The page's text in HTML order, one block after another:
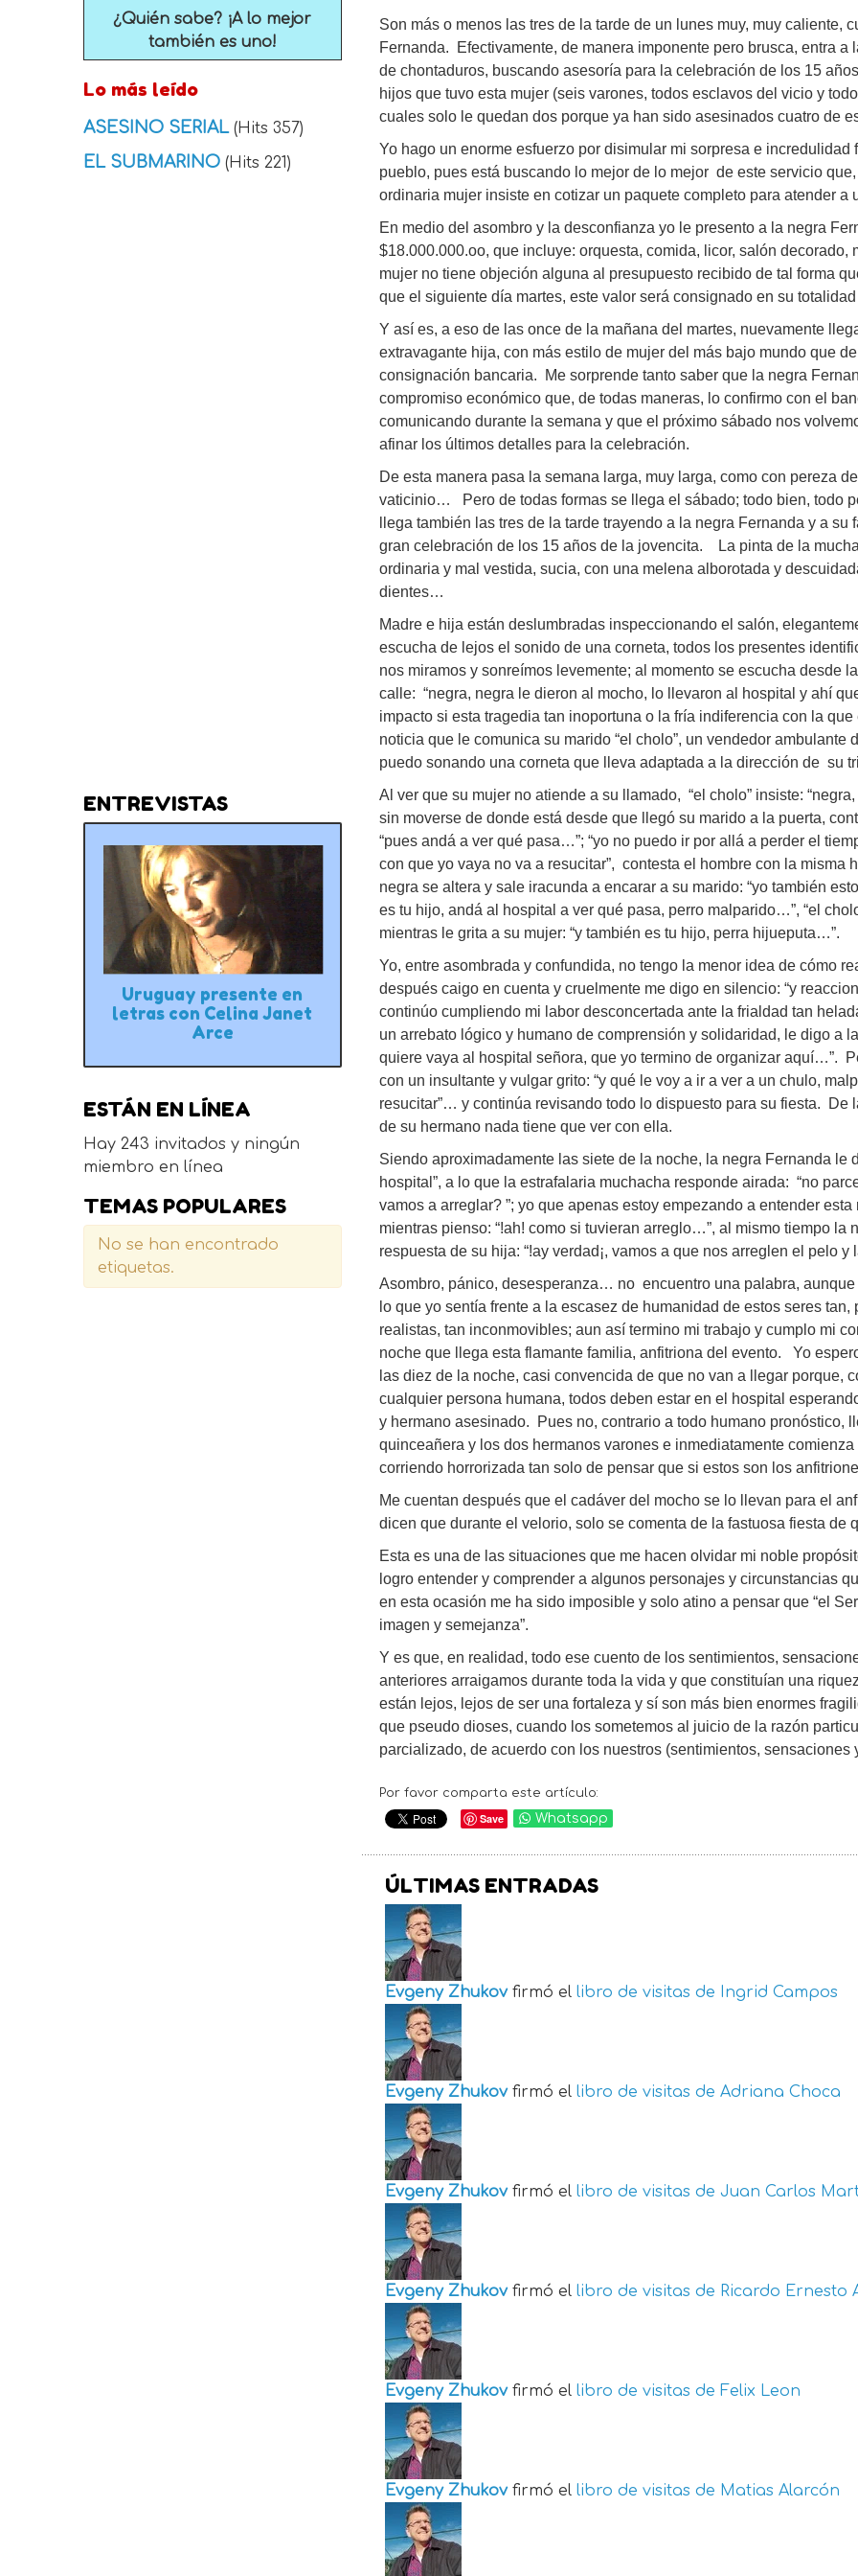
Son más o menos las tres de la tarde de un lunes muy, muy caliente,
Fernanda. Efectivamente, de manera imponente pero brusca, entra
de chontaduros, buscando asesoría para la celebración de los 15
hijos que tuvo esta mujer (seis varones, todos esclavos del vicio y
cuales solo le quedan dos porque ya han sido asesinados cuatro de
Yo hago un enorme esfuerzo por disimular mi sorpresa e
pueblo, pues está buscando lo mejor de lo mejor de este servicio
ordinaria mujer insiste en cotizar un paquete completo para atender a
En medio del asombro y la desconfianza yo le presento a la negra
$18.000.000.oo, que incluye: orquesta, comida, licor, salón
mujer no tiene objeción alguna al presupuesto recibido de tal forma
que el siguiente día martes, este valor será consignado en su
Y así es, a eso de las once de la mañana del martes, nuevamente
extravagante hija, con más estilo de mujer del más bajo mundo que
consignación bancaria. Me sorprende tanto saber que la negra
compromiso económico que, de todas maneras, lo confirmo con el
comunicando durante la semana y que el próximo sábado nos
afinar los últimos detalles para la celebración.
De esta manera pasa la semana larga, muy larga, como con pereza
vaticinio… Pero de todas formas se llega el sábado; todo bien, todo
llega también las tres de la tarde trayendo a la negra Fernanda y a
gran celebración de los 15 años de la jovencita. La pinta de la
ordinaria y mal vestida, sucia, con una melena alborotada y
dientes…
Madre e hija están deslumbradas inspeccionando el salón,
escucha de lejos el sonido de una corneta, todos los presentes
nos miramos y sonreímos levemente; al momento se escucha desde
calle: “negra, negra le dieron al mocho, lo llevaron al hospital y ahí
impacto si esta tragedia tan inoportuna o la fría indiferencia con la
noticia que le comunica su marido “el cholo”, un vendedor
puedo sonando una corneta que lleva adaptada a la dirección de su
Al ver que su mujer no atiende a su llamado, “el cholo” insiste:
sin moverse de donde está desde que llegó su marido a la puerta,
“pues andá a ver qué pasa…”; “yo no puedo ir por allá a perder el
con que yo vaya no va a resucitar”, contesta el hombre con la
negra se altera y sale iracunda a encarar a su marido: “yo también
es tu hijo, andá al hospital a ver qué pasa, perro malparido…”, “el
mientras le grita a su mujer: “y también es tu hijo, perra hijueputa…”.
Yo, entre asombrada y confundida, no tengo la menor idea de cómo
después caigo en cuenta y cruelmente me digo en silencio: “y
continúo cumpliendo mi labor desconcertada ante la frialdad tan
un arrebato lógico y humano de comprensión y solidaridad, le digo a
quiere vaya al hospital señora, que yo termino de organizar aquí…”.
con un insultante y vulgar grito: “y qué le voy a ir a ver a un chulo,
resucitar”… y continúa revisando todo lo dispuesto para su fiesta. De
de su hermano nada tiene que ver con ella.
Siendo aproximadamente las siete de la noche, la negra Fernanda le
hospital”, a lo que la estrafalaria muchacha responde airada: “no
vamos a arreglar? ”; yo que apenas estoy empezando a entender
mientras pienso: “!ah! como si tuvieran arreglo…”, al mismo tiempo la
respuesta de su hija: “!ay verdad¡, vamos a que nos arreglen el pelo y
Asombro, pánico, desesperanza… no encuentro una palabra,
lo que yo sentía frente a la escasez de humanidad de estos seres
realistas, tan inconmovibles; aun así termino mi trabajo y cumplo mi
noche que llega esta flamante familia, anfitriona del evento. Yo
las diez de la noche, casi convencida de que no van a llegar porque,
cualquier persona humana, todos deben estar en el hospital
y hermano asesinado. Pues no, contrario a todo humano pronóstico,
quinceañera y los dos hermanos varones e inmediatamente
corriendo horrorizada tan solo de pensar que si estos son los
Me cuentan después que el cadáver del mocho se lo llevan para el
dicen que durante el velorio, solo se comenta de la fastuosa fiesta
Esta es una de las situaciones que me hacen olvidar mi noble
logro entender y comprender a algunos personajes y circunstancias
en esta ocasión me ha sido imposible y solo atino a pensar que “el
imagen y semejanza”.
Y es que, en realidad, todo ese cuento de los sentimientos,
anteriores arraigamos durante toda la vida y que constituían una
están lejos, lejos de ser una fortaleza y sí son más bien enormes
que pseudo dioses, cuando los sometemos al juicio de la razón
parcializado, de acuerdo con los nuestros (sentimientos, sensaciones
Por favor comparta este artículo:
Save Whatsapp
ÚLTIMAS ENTRADAS
Evgeny Zhukov firmó el libro de visitas de Ingrid Campos
Evgeny Zhukov firmó el libro de visitas de Adriana Choca
Evgeny Zhukov firmó el libro de visitas de Juan Carlos
Evgeny Zhukov firmó el libro de visitas de Ricardo Ernesto
Evgeny Zhukov firmó el libro de visitas de Felix Leon
Evgeny Zhukov firmó el libro de visitas de Matias Alarcón
¿Quién sabe? ¡A lo mejor
también es uno!
Lo más leído
ASESINO SERIAL (Hits 357)
EL SUBMARINO (Hits 221)
ENTREVISTAS
Uruguay presente en
letras con Celina Janet
Arce
ESTÁN EN LÍNEA
Hay 243 invitados y ningún
miembro en línea
TEMAS POPULARES
No se han encontrado
etiquetas.